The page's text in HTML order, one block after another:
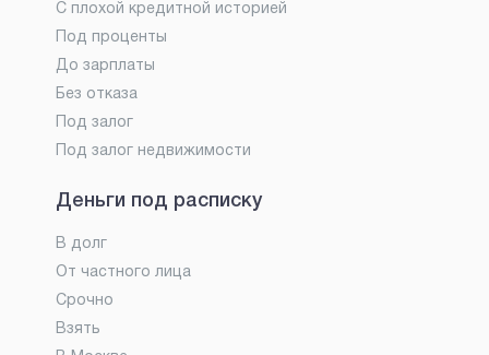
С плохой кредитной историей
Под проценты
До зарплаты
Без отказа
Под залог
Под залог недвижимости
Деньги под расписку
В долг
От частного лица
Срочно
Взять